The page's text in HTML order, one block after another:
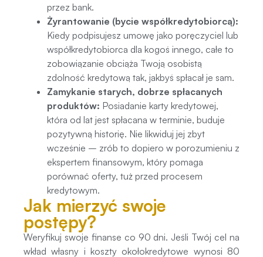
przez bank.
Żyrantowanie (bycie współkredytobiorcą):
Kiedy podpisujesz umowę jako poręczyciel lub
współkredytobiorca dla kogoś innego, całe to
zobowiązanie obciąża Twoją osobistą
zdolność kredytową tak, jakbyś spłacał je sam.
Zamykanie starych, dobrze spłacanych
produktów: Posiadanie karty kredytowej,
która od lat jest spłacana w terminie, buduje
pozytywną historię. Nie likwiduj jej zbyt
wcześnie – zrób to dopiero w porozumieniu z
ekspertem finansowym, który pomaga
porównać oferty, tuż przed procesem
kredytowym.
Jak mierzyć swoje
postępy?
Weryfikuj swoje finanse co 90 dni. Jeśli Twój cel na
wkład własny i koszty okołokredytowe wynosi 80